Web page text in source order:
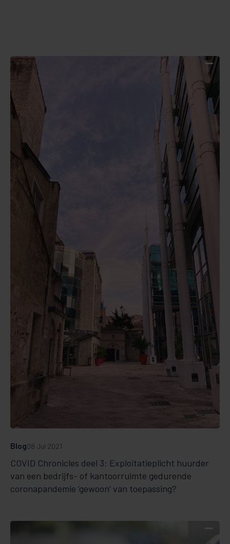
COVID Chronicles deel 3: Exploitatieplicht huurder
van een bedrijfs- of kantoorruimte gedurende
coronapandemie ‘gewoon’ van toepassing?
Blog08 Jul 2021